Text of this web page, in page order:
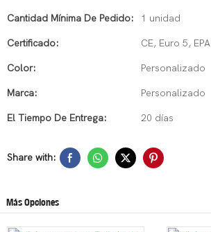
Cantidad Mínima De Pedido: 1 unidad
Certificado: CE, Euro 5, EPA
Color: Personalizado
Marca: Personalizado
El Tiempo De Entrega: 20 días
Share with:
Más Opciones